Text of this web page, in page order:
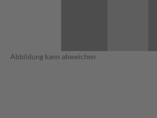
Abbildung kann abweichen